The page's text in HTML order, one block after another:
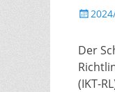
Der
(IKT-